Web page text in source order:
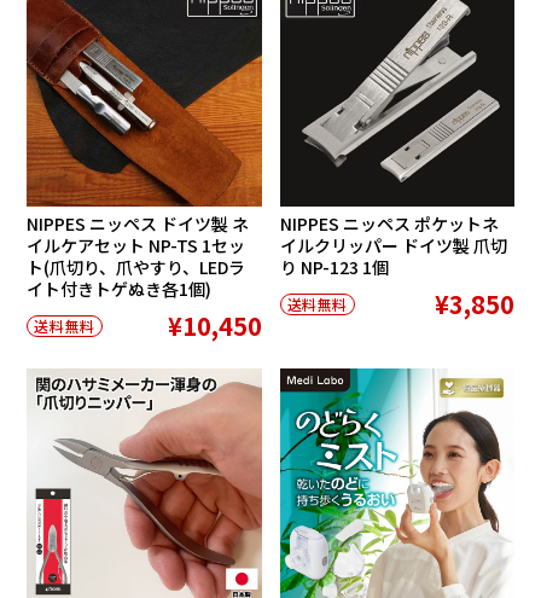
NIPPES ニッペス ドイツ製 ネ
イルケアセット NP-TS 1セッ
ト(爪切り、爪やすり、LEDラ
イト付きトゲぬき各1個)
送料無料 ¥10,450
NIPPES ニッペス ポケットネ
イルクリッパー ドイツ製 爪切
り NP-123 1個
送料無料 ¥3,850